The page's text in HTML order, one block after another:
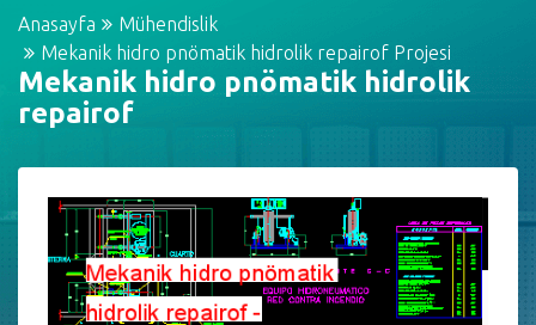
Anasayfa
Mühendislik
Mekanik hidro pnömatik hidrolik repairof Projesi
Mekanik hidro pnömatik hidrolik
repairof